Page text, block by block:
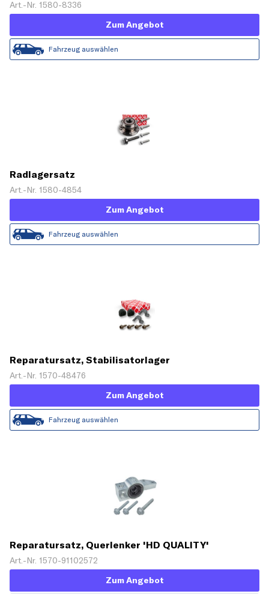
Art.-Nr. 1580-8336
Zum Angebot
Fahrzeug auswählen
Radlagersatz
Art.-Nr. 1580-4854
Zum Angebot
Fahrzeug auswählen
Reparatursatz, Stabilisatorlager
Art.-Nr. 1570-48476
Zum Angebot
Fahrzeug auswählen
Reparatursatz, Querlenker 'HD QUALITY'
Art.-Nr. 1570-91102572
Zum Angebot